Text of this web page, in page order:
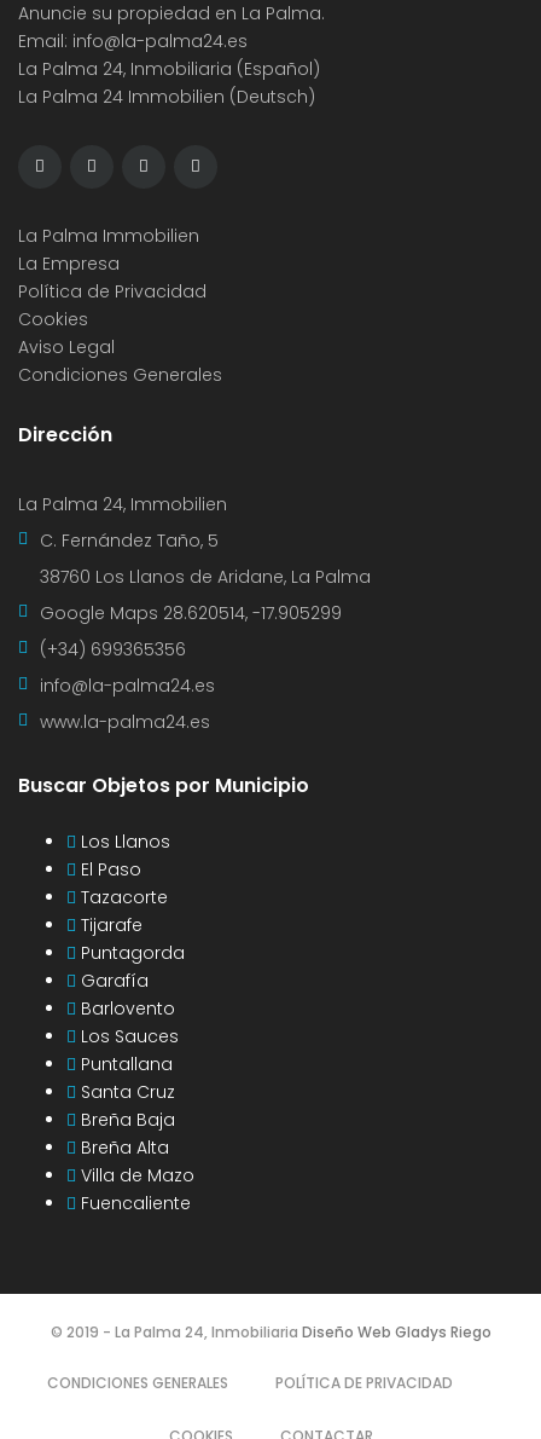
Anuncie su propiedad en La Palma.
Email: info@la-palma24.es
La Palma 24, Inmobiliaria (Español)
La Palma 24 Immobilien (Deutsch)
La Palma Immobilien
La Empresa
Política de Privacidad
Cookies
Aviso Legal
Condiciones Generales
Dirección
La Palma 24, Immobilien
C. Fernández Taño, 5
38760 Los Llanos de Aridane, La Palma
Google Maps 28.620514, -17.905299
(+34) 699365356
info@la-palma24.es
www.la-palma24.es
Buscar Objetos por Municipio
Los Llanos
El Paso
Tazacorte
Tijarafe
Puntagorda
Garafía
Barlovento
Los Sauces
Puntallana
Santa Cruz
Breña Baja
Breña Alta
Villa de Mazo
Fuencaliente
© 2019 - La Palma 24, Inmobiliaria Diseño Web Gladys Riego
CONDICIONES GENERALES POLÍTICA DE PRIVACIDAD